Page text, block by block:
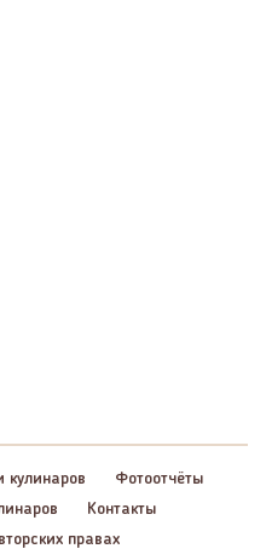
кулинаров
Фотоотчёты
Контакты
правах